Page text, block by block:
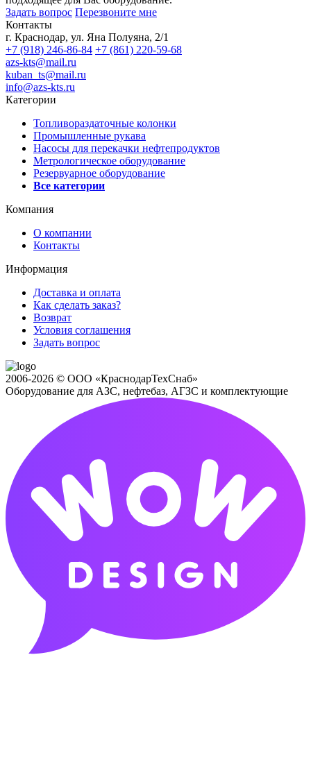
Задать вопрос Перезвоните мне
Контакты
г. Краснодар, ул. Яна Полуяна, 2/1
+7 (918) 246-86-84 +7 (861) 220-59-68
azs-kts@mail.ru
kuban_ts@mail.ru
info@azs-kts.ru
Категории
Топливораздаточные колонки
Промышленные рукава
Насосы для перекачки нефтепродуктов
Метрологическое оборудование
Резервуарное оборудование
Все категории
Компания
О компании
Контакты
Информация
Доставка и оплата
Как сделать заказ?
Возврат
Условия соглашения
Задать вопрос
2006-2026 © ООО «КраснодарТехСнаб»
Оборудование для АЗС, нефтебаз, АГЗС и комплектующие